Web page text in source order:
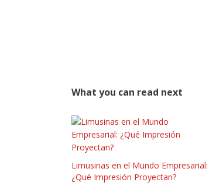
What you can read next
Limusinas en el Mundo Empresarial:
¿Qué Impresión Proyectan?